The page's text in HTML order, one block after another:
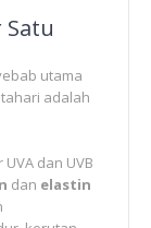
utama
adalah
UVA dan UVB
dan elastin